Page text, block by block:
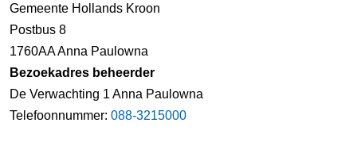
Gemeente Hollands Kroon
Postbus 8
1760AA Anna Paulowna
Bezoekadres beheerder
De Verwachting 1 Anna Paulowna
Telefoonnummer: 088-3215000